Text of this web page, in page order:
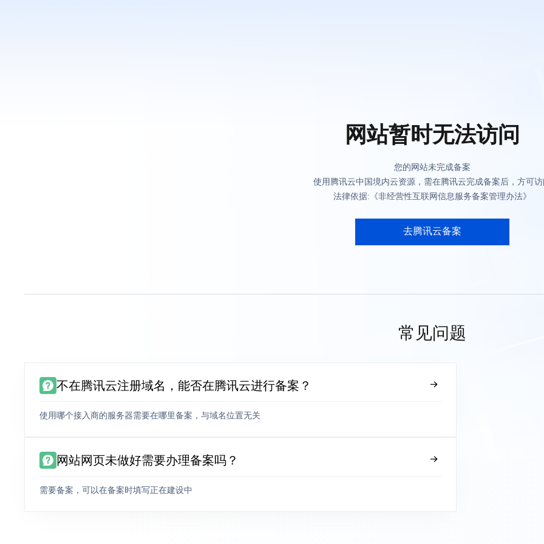
网站暂时无法访问
您的网站未完成备案
使用腾讯云中国境内云资源，需在腾讯云完成备案后，方可
法律依据:《非经营性互联网信息服务备案管理办法》
去腾讯云备案
常见问题
不在腾讯云注册域名，能否在腾讯云进行备案？
使用哪个接入商的服务器需要在哪里备案，与域名位置无关
网站网页未做好需要办理备案吗？
需要备案，可以在备案时填写正在建设中